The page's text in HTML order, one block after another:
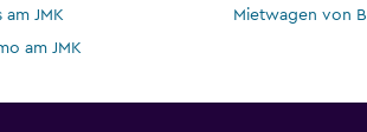
JMK Mietwagen von
am JMK